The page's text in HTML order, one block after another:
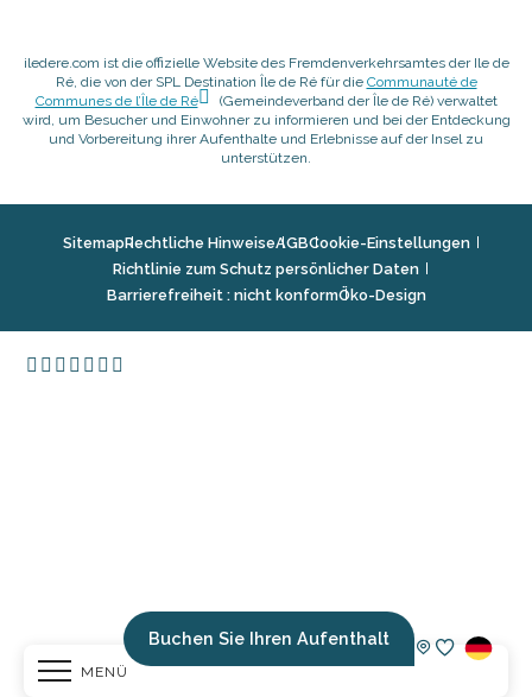
MENÜ
Buchen Sie Ihren Aufenthalt
iledere.com ist die offizielle Website des Fremdenverkehrsamtes der Ile de
Ré, die von der SPL Destination Île de Ré für die Communauté de
Communes de l’Île de Ré
(Gemeindeverband der Île de Ré) verwaltet
wird, um Besucher und Einwohner zu informieren und bei der Entdeckung
und Vorbereitung ihrer Aufenthalte und Erlebnisse auf der Insel zu
unterstützen.
SitemapRechtliche HinweiseAGBCookie-Einstellungen
Richtlinie zum Schutz persönlicher Daten
Barrierefreiheit : nicht konformÖko-Design